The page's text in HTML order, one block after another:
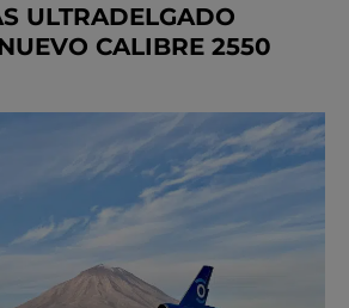
ULTRADELGADO
CALIBRE 2550